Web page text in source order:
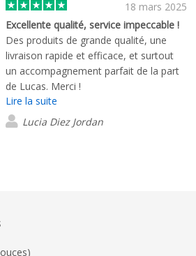
18 mars 2025
Excellente qualité, service impeccable !
Des produits de grande qualité, une
livraison rapide et efficace, et surtout
un accompagnement parfait de la part
de Lucas. Merci !
Lire la suite
Lucia Diez Jordan